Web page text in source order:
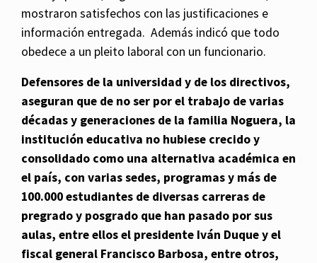
mostraron satisfechos con las justificaciones e
información entregada. Además indicó que todo
obedece a un pleito laboral con un funcionario.
Defensores de la universidad y de los directivos,
aseguran que de no ser por el trabajo de varias
décadas y generaciones de la familia Noguera, la
institución educativa no hubiese crecido y
consolidado como una alternativa académica en
el país, con varias sedes, programas y más de
100.000 estudiantes de diversas carreras de
pregrado y posgrado que han pasado por sus
aulas, entre ellos el presidente Iván Duque y el
fiscal general Francisco Barbosa, entre otros,